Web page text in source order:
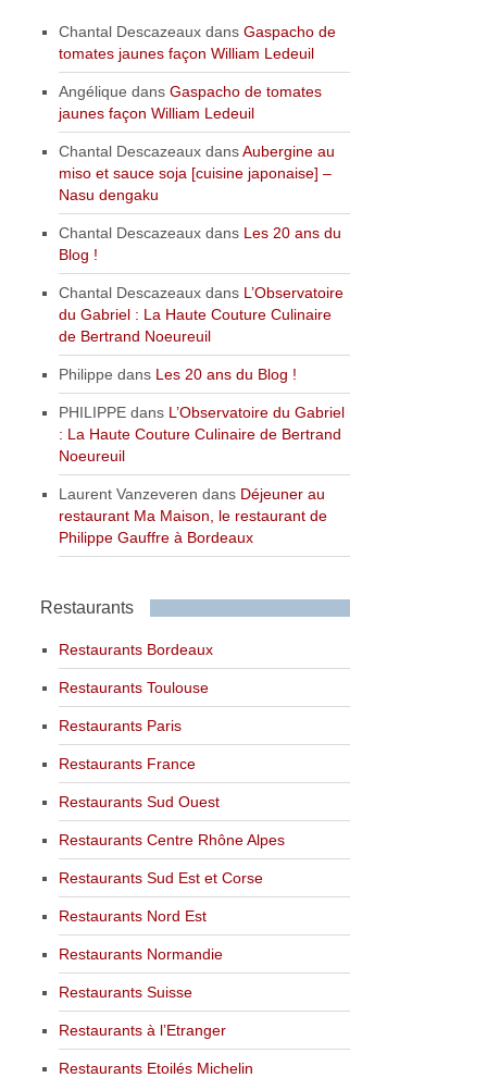
Chantal Descazeaux dansGaspacho de
tomates jaunes façon William Ledeuil
Angélique dansGaspacho de tomates
jaunes façon William Ledeuil
Chantal Descazeaux dansAubergine au
miso et sauce soja [cuisine japonaise] –
Nasu dengaku
Chantal Descazeaux dans Les 20 ans du
Blog !
Chantal Descazeaux dans L’Observatoire
du Gabriel : La Haute Couture Culinaire
de Bertrand Noeureuil
Philippe dans Les 20 ans du Blog !
PHILIPPE dans L’Observatoire du Gabriel
: La Haute Couture Culinaire de Bertrand
Noeureuil
Laurent Vanzeveren dans Déjeuner au
restaurant Ma Maison, le restaurant de
Philippe Gauffre à Bordeaux
Restaurants
Restaurants Bordeaux
Restaurants Toulouse
Restaurants Paris
Restaurants France
Restaurants Sud Ouest
Restaurants Centre Rhône Alpes
Restaurants Sud Est et Corse
Restaurants Nord Est
Restaurants Normandie
Restaurants Suisse
Restaurants à l’Etranger
Restaurants Etoilés Michelin